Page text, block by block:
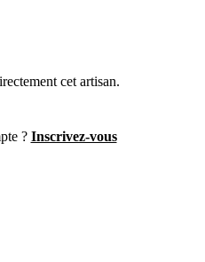
cet artisan.
? Inscrivez-vous